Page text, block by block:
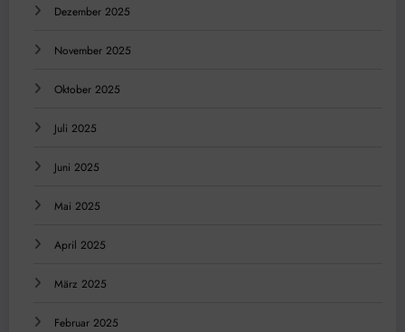
Dezember 2025
November 2025
Oktober 2025
Juli 2025
Juni 2025
Mai 2025
April 2025
März 2025
Februar 2025